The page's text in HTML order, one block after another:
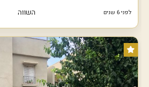
לפני 6 שנים השווה